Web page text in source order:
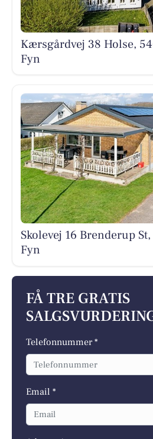
Kærsgårdvej 38 Holse,
Fyn
Skolevej 16 Brenderup
Fyn
FÅ TRE GRATIS
Telefonnummer *
Email *